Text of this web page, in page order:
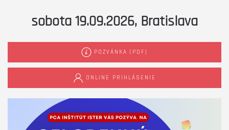
sobota 19.09.2026, Bratislava
POZVÁNKA [PDF]
ONLINE PRIHLÁSENIE